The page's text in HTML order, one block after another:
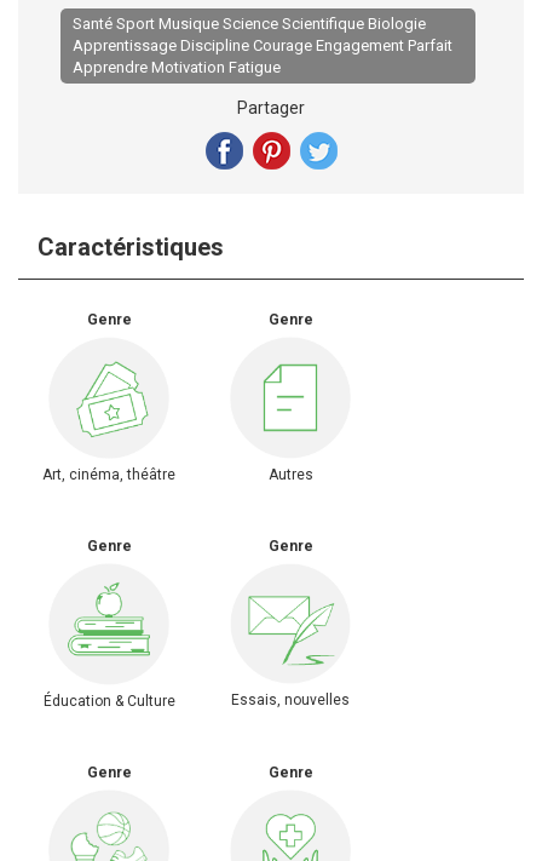
Santé Sport Musique Science Scientifique Biologie
Apprentissage Discipline Courage Engagement Parfait
Apprendre Motivation Fatigue
Partager
Caractéristiques
Genre
Art, cinéma, théâtre
Genre
Autres
Genre
Éducation & Culture
Genre
Essais, nouvelles
Genre Genre